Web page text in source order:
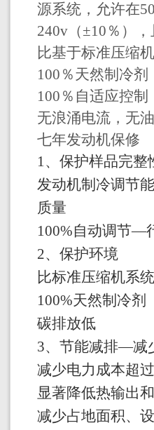
源系统，允许在
240v（±10％）
比基于标准压缩
100％天然制冷
100％自适应控
无浪涌电流，无
七年发动机保修
1、保护样品完整
发动机制冷调节
质量
100%自动调节—
2、保护环境
比标准压缩机系
100%天然制冷剂
碳排放低
3、节能减排—减
减少电力成本超
显著降低热输出
减少占地面积、